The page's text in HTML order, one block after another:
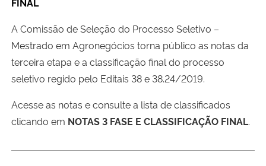
Ministério do Turismo
Ministério do Desenvolvimento Regional
A Comissão de Seleção do Processo Seletivo –
Mestrado em Agronegócios torna público as notas da
terceira etapa e a classificação final do processo
seletivo regido pelo Editais 38 e 38.24/2019.
Acesse as notas e consulte a lista de classificados
clicando em NOTAS 3 FASE E CLASSIFICAÇÃO FINAL.